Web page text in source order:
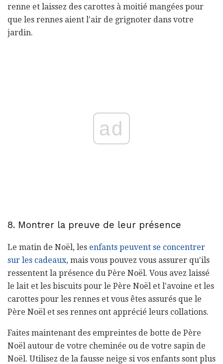
renne et laissez des carottes à moitié mangées pour
que les rennes aient l'air de grignoter dans votre
jardin.
ad
8. Montrer la preuve de leur présence
Le matin de Noël, les enfants peuvent se concentrer
sur les cadeaux, mais vous pouvez vous assurer qu'ils
ressentent la présence du Père Noël. Vous avez laissé
le lait et les biscuits pour le Père Noël et l'avoine et les
carottes pour les rennes et vous êtes assurés que le
Père Noël et ses rennes ont apprécié leurs collations.
Faites maintenant des empreintes de botte de Père
Noël autour de votre cheminée ou de votre sapin de
Noël. Utilisez de la fausse neige si vos enfants sont plus